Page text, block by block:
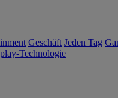
Geschäft Jeden Tag
Technologie